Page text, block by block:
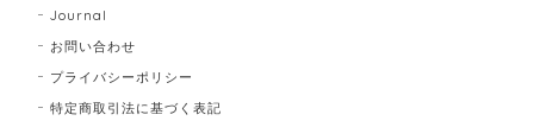
Journal
お問い合わせ
プライバシーポリシー
特定商取引法に基づく表記